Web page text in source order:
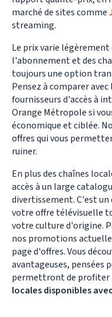
marché de sites comme
streaming.
Le prix varie
l'abonnement et des
toujours une option
Pensez à comparer
fournisseurs d'accès à
Orange Métropole si
économique et ciblée.
offres qui vous
ruiner.
En plus des chaînes
accès à un large
divertissement. C'est
votre offre télévisuelle
votre culture d'origine.
nos promotions
page d'offres. Vous
avantageuses, pensées
permettront de profiter
locales disponibles